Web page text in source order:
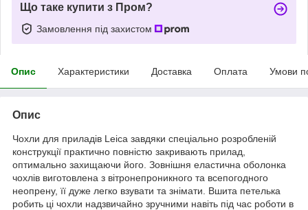
Що таке купити з Пром?
Замовлення під захистом
Опис Характеристики Доставка Оплата Умови
Опис
Чохли для приладів Leica завдяки спеціально розробленій
конструкції практично повністю закривають прилад,
оптимально захищаючи його. Зовнішня еластична оболонка
чохлів виготовлена з вітронепроникного та всепогодного
неопрену, її дуже легко взувати та знімати. Вшита петелька
робить ці чохли надзвичайно зручними навіть під час роботи в